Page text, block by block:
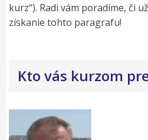
kurz“). Radi vám poradíme, či
získanie tohto paragrafu!
Kto vás kurzom